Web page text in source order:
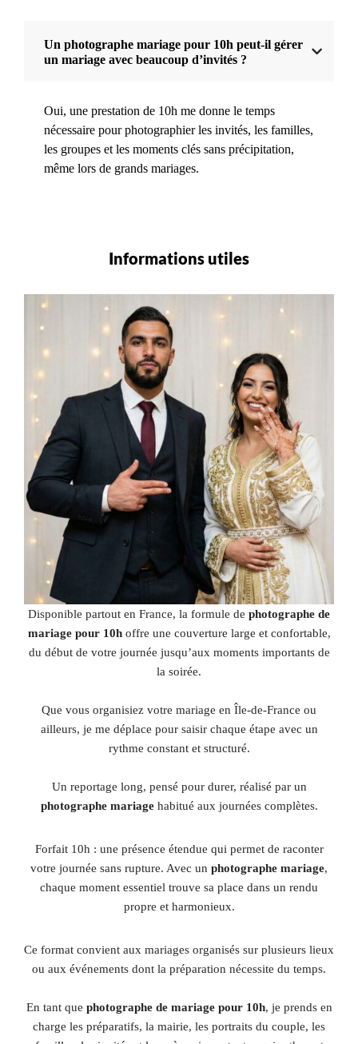
Un photographe mariage pour 10h peut-il gérer
un mariage avec beaucoup d’invités ?
Oui, une prestation de 10h me donne le temps
nécessaire pour photographier les invités, les familles,
les groupes et les moments clés sans précipitation,
même lors de grands mariages.
Informations utiles
Disponible partout en France, la formule de photographe de
mariage pour 10hoffre une couverture large et confortable,
du début de votre journée jusqu’aux moments importants de
la soirée.
Que vous organisiez votre mariage en Île-de-France ou
ailleurs, je me déplace pour saisir chaque étape avec un
rythme constant et structuré.
Un reportage long, pensé pour durer, réalisé par un
photographe mariagehabitué aux journées complètes.
Forfait 10h : une présence étendue qui permet de raconter
votre journée sans rupture. Avec un photographe mariage,
chaque moment essentiel trouve sa place dans un rendu
propre et harmonieux.
Ce format convient aux mariages organisés sur plusieurs lieux
ou aux événements dont la préparation nécessite du temps.
En tant que photographe de mariage pour 10h, je prends en
charge les préparatifs, la mairie, les portraits du couple, les